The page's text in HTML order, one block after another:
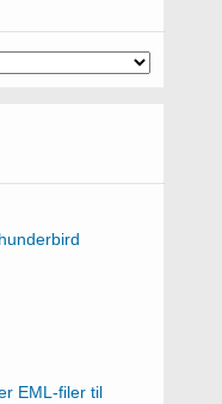
EML-filer til